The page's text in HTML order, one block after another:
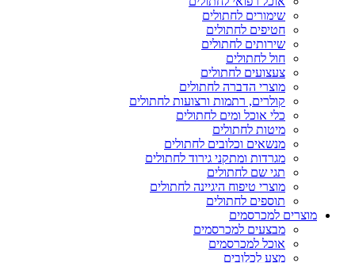
שימורים לחתולים
חטיפים לחתולים
שירותים לחתולים
חול לחתולים
צעצועים לחתולים
מוצרי הדברה לחתולים
קולרים, רתמות ורצועות לחתולים
כלי אוכל ומים לחתולים
מיטות לחתולים
מנשאים וכלובים לחתולים
מגרדות ומתקני גירוד לחתולים
תגי שם לחתולים
מוצרי טיפוח היגיינה לחתולים
תוספים לחתולים
מוצרים למכרסמים
מבצעים למכרסמים
אוכל למכרסמים
מצע לכלובים